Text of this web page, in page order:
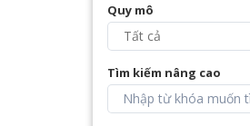
Quy mô
Tìm kiếm nâng cao